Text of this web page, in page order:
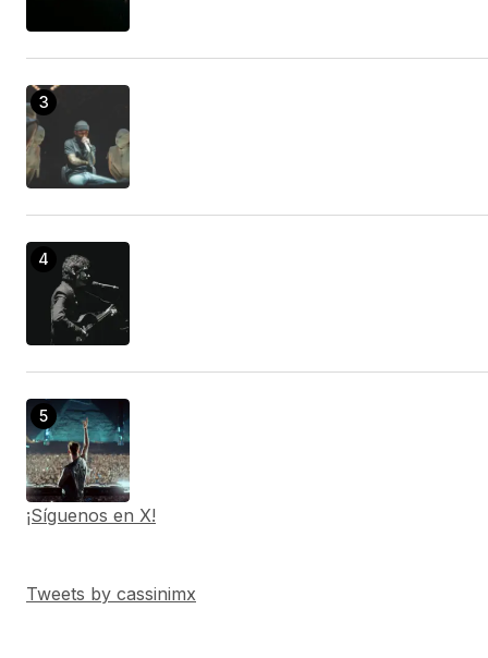
¡Síguenos en X!
Tweets by cassinimx